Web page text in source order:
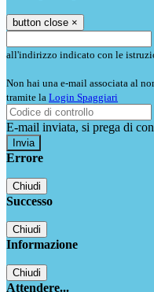
button close ×
all'indirizzo indicato con le
Non hai una e-mail associata al
tramite la Login Spaggiari
E-mail inviata, si prega di
Errore
Chiudi
Successo
Chiudi
Informazione
Chiudi
Attendere...